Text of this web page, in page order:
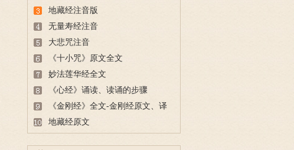
地藏经注音版
无量寿经注音
大悲咒注音
《十小咒》原文全文
妙法莲华经全文
《心经》诵读、读诵的步骤
《金刚经》全文-金刚经原文、译
文及释意
地藏经原文